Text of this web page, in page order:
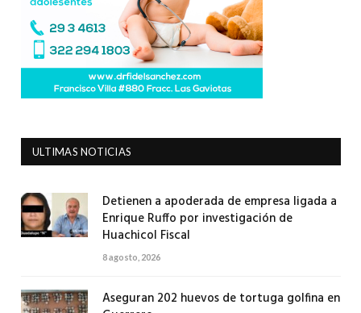
ULTIMAS NOTICIAS
Detienen a apoderada de empresa ligada a
Enrique Ruffo por investigación de
Huachicol Fiscal
8 agosto, 2026
Aseguran 202 huevos de tortuga golfina en